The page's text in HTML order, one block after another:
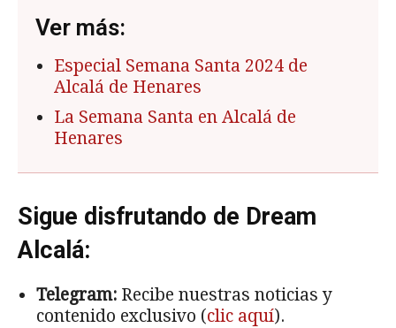
Ver más:
Especial Semana Santa 2024 de
Alcalá de Henares
La Semana Santa en Alcalá de
Henares
Sigue disfrutando de Dream
Alcalá:
Telegram: Recibe nuestras noticias y
contenido exclusivo (clic aquí).